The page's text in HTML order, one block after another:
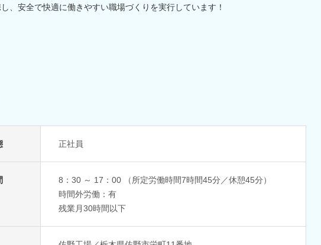
、安全で快適に働きやすい職場づくりを実行しています！
正社員
8：30 ～ 17：00 （所定労働時間7時間45分／休憩45分）
時間外労働：有
残業月30時間以下